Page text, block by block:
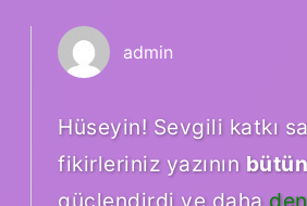
admin
Hüseyin! Sevgili katkı
fikirleriniz yazının